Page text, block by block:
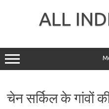
ALL
चेन सर्किल के गांवों